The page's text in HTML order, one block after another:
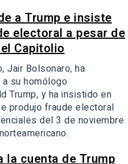
a Trump e insiste
electoral a pesar de
Capitolio
Jair Bolsonaro, ha
su homólogo
Trump, y ha insistido en
produjo fraude electoral
del 3 de noviembre
la cuenta de Trump